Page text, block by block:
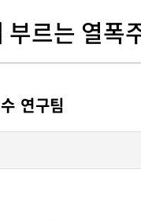
부르는 열폭
연구팀